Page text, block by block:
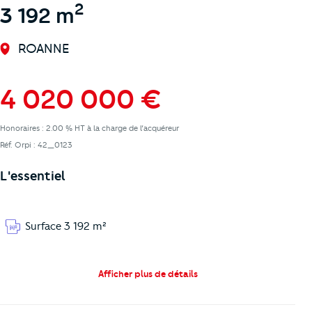
3 192 m2
ROANNE
4 020 000 €
Honoraires : 2.00 % HT à la charge de l’acquéreur
Réf. Orpi : 42_0123
L'essentiel
Surface 3 192 m²
Afficher plus de détails